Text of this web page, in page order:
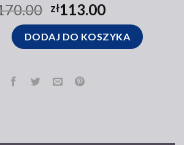
zł113.00
DODAJ DO KOSZYKA